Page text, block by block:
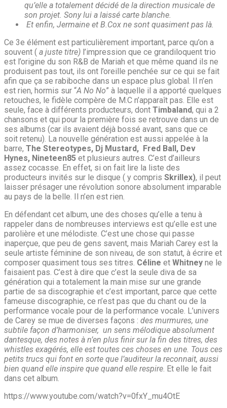
qu’elle a totalement décidé de la direction musicale de
son projet. Sony lui a laissé carte blanche.
Et enfin, Jermaine et B.Cox ne sont quasiment pas là.
Ce 3e élément est particulièrement important, parce qu’on a
souvent ( a juste titre) l’impression que ce grandiloquent trio
est l’origine du son R&B de Mariah et que même quand ils ne
produisent pas tout, ils ont l’oreille penchée sur ce qui se fait
afin que ça se rabiboche dans un espace plus global. Il n’en
est rien, hormis sur “A No No” à laquelle il a apporté quelques
retouches, le fidèle compère de M.C n’apparaît pas. Elle est
seule, face à différents producteurs, dont Timbaland, qui a 2
chansons et qui pour la première fois se retrouve dans un de
ses albums (car ils avaient déjà bossé avant, sans que ce
soit retenu). La nouvelle génération est aussi appelée à la
barre, The Stereotypes, Dj Mustard, Fred Ball, Dev
Hynes, Nineteen85 et plusieurs autres. C’est d’ailleurs
assez cocasse. En effet, si on fait lire la liste des
producteurs invités sur le disque ( y compris Skrillex), il peut
laisser présager une révolution sonore absolument imparable
au pays de la belle. Il n’en est rien.
En défendant cet album, une des choses qu’elle a tenu à
rappeler dans de nombreuses interviews est qu’elle est une
parolière et une mélodiste. C’est une chose qui passe
inaperçue, que peu de gens savent, mais Mariah Carey est la
seule artiste féminine de son niveau, de son statut, à écrire et
composer quasiment tous ses titres. Céline et Whitney ne le
faisaient pas. C’est à dire que c’est la seule diva de sa
génération qui a totalement la main mise sur une grande
partie de sa discographie et c’est important, parce que cette
fameuse discographie, ce n’est pas que du chant ou de la
performance vocale pour de la performance vocale. L’univers
de Carey se mue de diverses façons : des murmures, une
subtile façon d’harmoniser, un sens mélodique absolument
dantesque, des notes à n’en plus finir sur la fin des titres, des
whistles exagérés, elle est toutes ces choses en une. Tous ces
petits trucs qui font en sorte que l’auditeur la reconnait, aussi
bien quand elle inspire que quand elle respire . Et elle le fait
dans cet album.
https://www.youtube.com/watch?v=0fxY_mu4OtE